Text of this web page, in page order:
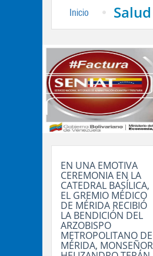
Inicio
EN UNA EMOTIVA
CEREMONIA EN LA
CATEDRAL BASÍLICA,
EL GREMIO MÉDICO
DE MÉRIDA RECIBIÓ
LA BENDICIÓN DEL
ARZOBISPO
METROPOLITANO DE
MÉRIDA, MONSEÑOR